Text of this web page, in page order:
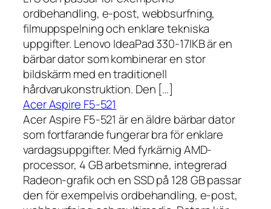
ordbehandling, e-post, webbsurfning,
filmuppspelning och enklare tekniska
uppgifter. Lenovo IdeaPad 330-17IKB är en
bärbar dator som kombinerar en stor
bildskärm med en traditionell
hårdvarukonstruktion. Den […]
Acer Aspire F5-521
Acer Aspire F5-521 är en äldre bärbar dator
som fortfarande fungerar bra för enklare
vardagsuppgifter. Med fyrkärnig AMD-
processor, 4 GB arbetsminne, integrerad
Radeon-grafik och en SSD på 128 GB passar
den för exempelvis ordbehandling, e-post,